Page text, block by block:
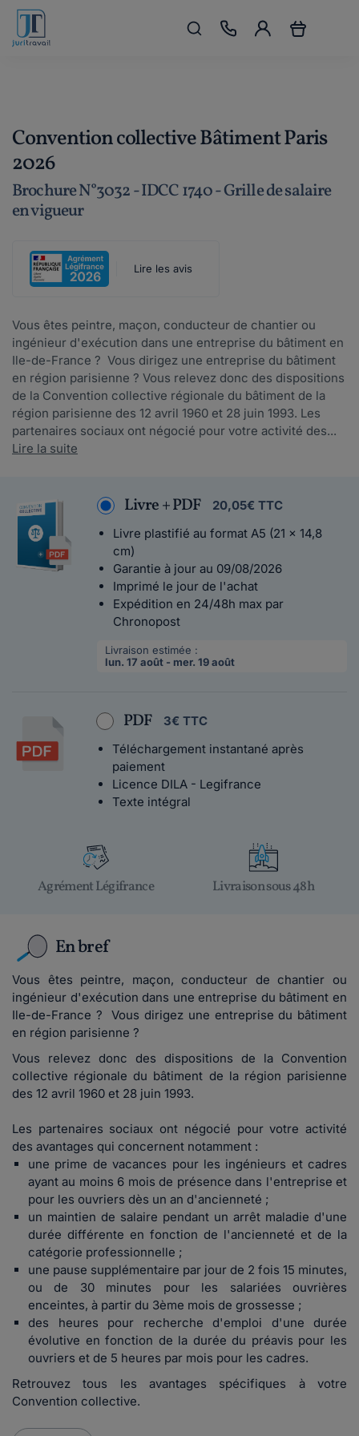
Convention collective Bâtiment Paris
2026
Brochure N°3032 - IDCC 1740 - Grille de salaire
en vigueur
Lire les avis
Vous êtes peintre, maçon, conducteur de chantier ou
ingénieur d'exécution dans une entreprise du bâtiment en
Ile-de-France ? Vous dirigez une entreprise du bâtiment
en région parisienne ? Vous relevez donc des dispositions
de la Convention collective régionale du bâtiment de la
région parisienne des 12 avril 1960 et 28 juin 1993. Les
partenaires sociaux ont négocié pour votre activité des...
Lire la suite
Livre + PDF
20,05€ TTC
Livre plastifié au format A5 (21 x 14,8
cm)
Garantie à jour au 09/08/2026
Imprimé le jour de l'achat
Expédition en 24/48h max par
Chronopost
Livraison estimée :
lun. 17 août - mer. 19 août
PDF
3€ TTC
Téléchargement instantané après
paiement
Licence DILA - Legifrance
Texte intégral
Agrément Légifrance Livraison sous 48h
En bref
Vous êtes peintre, maçon, conducteur de chantier ou
ingénieur d'exécution dans une entreprise du bâtiment en
Ile-de-France ? Vous dirigez une entreprise du bâtiment
en région parisienne ?
Vous relevez donc des dispositions de la Convention
collective régionale du bâtiment de la région parisienne
des 12 avril 1960 et 28 juin 1993.
Les partenaires sociaux ont négocié pour votre activité
des avantages qui concernent notamment :
une prime de vacances pour les ingénieurs et cadres
ayant au moins 6 mois de présence dans l'entreprise et
pour les ouvriers dès un an d'ancienneté ;
un maintien de salaire pendant un arrêt maladie d'une
durée différente en fonction de l'ancienneté et de la
catégorie professionnelle ;
une pause supplémentaire par jour de 2 fois 15 minutes,
ou de 30 minutes pour les salariées ouvrières
enceintes, à partir du 3ème mois de grossesse ;
des heures pour recherche d'emploi d'une durée
évolutive en fonction de la durée du préavis pour les
ouvriers et de 5 heures par mois pour les cadres.
Retrouvez tous les avantages spécifiques à votre
Convention collective.